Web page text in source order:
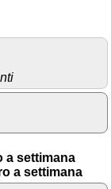
a settimana
a settimana